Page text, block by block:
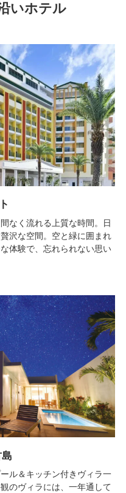
いホテル
なく流れる上質な時間。日
沢な空間。空と緑に囲まれ
体験で、忘れられない思い
ル＆キッチン付きヴィラ一
のヴィラには、一年通して